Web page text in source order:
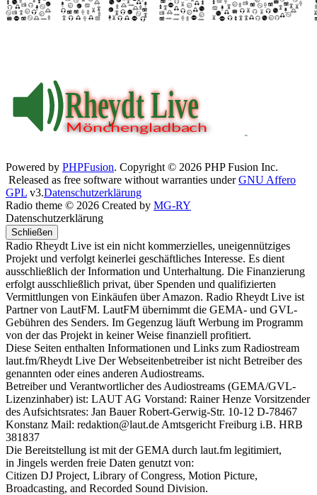
Powered by PHPFusion. Copyright © 2026 PHP Fusion Inc.
Released as free software without warranties underGNU Affero
GPL v3.Datenschutzerklärung
Radio theme © 2026 Created by MG-RY
Datenschutzerklärung
Schließen
Radio Rheydt Live ist ein nicht kommerzielles, uneigennütziges
Projekt und verfolgt keinerlei geschäftliches Interesse. Es dient
ausschließlich der Information und Unterhaltung. Die Finanzierung
erfolgt ausschließlich privat, über Spenden und qualifizierten
Vermittlungen von Einkäufen über Amazon. Radio Rheydt Live ist
Partner von LautFM. LautFM übernimmt die GEMA- und GVL-
Gebühren des Senders. Im Gegenzug läuft Werbung im Programm
von der das Projekt in keiner Weise finanziell profitiert.
Diese Seiten enthalten Informationen und Links zum Radiostream
laut.fm/Rheydt Live Der Webseitenbetreiber ist nicht Betreiber des
genannten oder eines anderen Audiostreams.
Betreiber und Verantwortlicher des Audiostreams (GEMA/GVL-
Lizenzinhaber) ist: LAUT AG Vorstand: Rainer Henze Vorsitzender
des Aufsichtsrates: Jan Bauer Robert-Gerwig-Str. 10-12 D-78467
Konstanz Mail: redaktion@laut.de Amtsgericht Freiburg i.B. HRB
381837
Die Bereitstellung ist mit der GEMA durch laut.fm legitimiert,
in Jingels werden freie Daten genutzt von:
Citizen DJ Project, Library of Congress, Motion Picture,
Broadcasting, and Recorded Sound Division.